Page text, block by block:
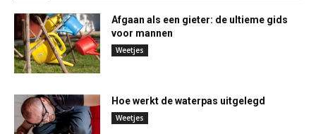
Afgaan als een gieter: de ultieme gids
voor mannen
Weetjes
Hoe werkt de waterpas uitgelegd
Weetjes